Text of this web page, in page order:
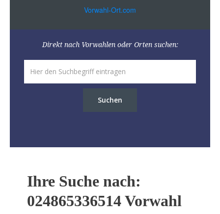
Vorwahl-Ort.com
Direkt nach Vorwahlen oder Orten suchen:
Suchen
Ihre Suche nach:
024865336514 Vorwahl